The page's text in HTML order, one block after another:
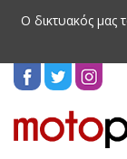
Ο δικτυακός μας